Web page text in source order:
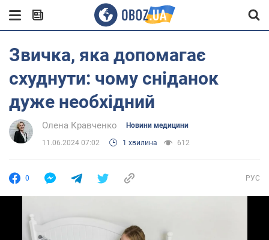
Звичка, яка допомагає
схуднути: чому сніданок
дуже необхідний
Олена Кравченко Новини медицини
11.06.2024 07:02 1 хвилина 612
0 РУС